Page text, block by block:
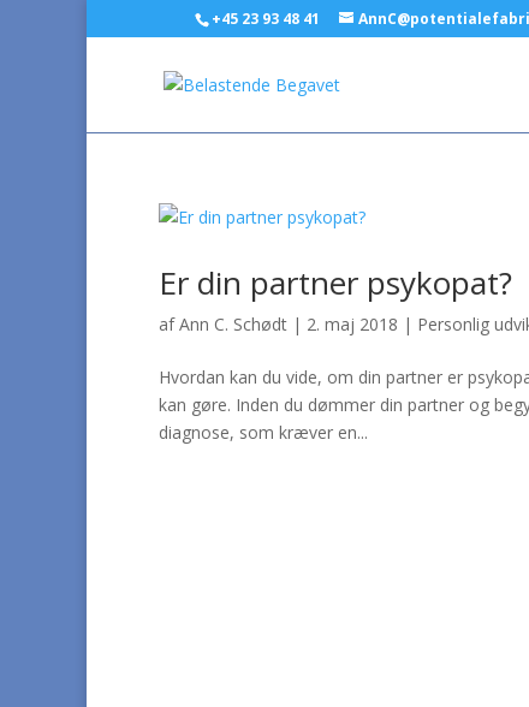
+45 23 93 48 41
Er din partner psykopat?
afAnn C. Schødt | 2. maj 2018 | Personlig
Hvordan kan du vide, om din partner er
kan gøre. Inden du dømmer din partner og
diagnose, som kræver en...